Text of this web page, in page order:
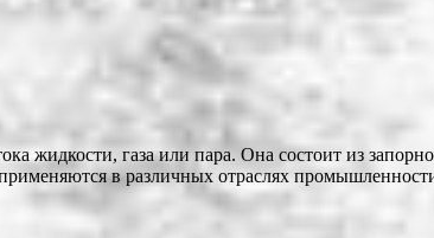
жидкости, газа или пара. Она состоит из
в различных отраслях